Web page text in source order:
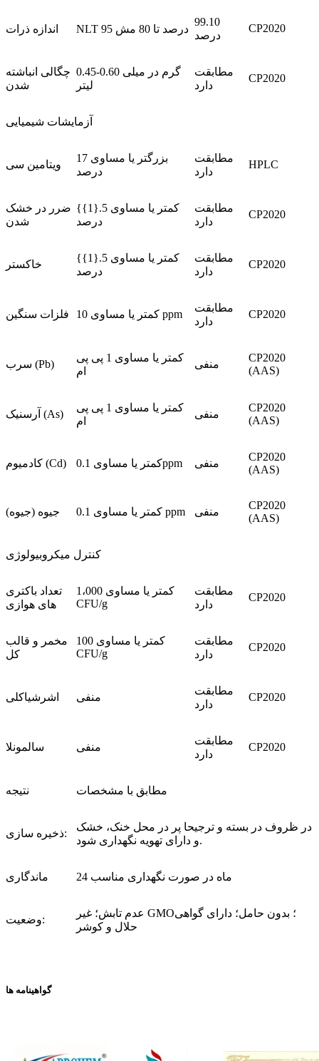
اندازه ذرات NLT 95 درصد تا 80 مش
99.10
درصد
CP2020
چگالی انباشته
شدن
0.45-0.60 گرم در میلی
لیتر
مطابقت
دارد
CP2020
آزمایشات شیمیایی
ویتامین سی
بزرگتر یا مساوی 17
درصد
مطابقت
دارد
HPLC
ضرر در خشک
شدن
کمتر یا مساوی 5.{1}}
درصد
مطابقت
دارد
CP2020
خاکستر
کمتر یا مساوی 5.{1}}
درصد
مطابقت
دارد
CP2020
فلزات سنگین کمتر یا مساوی 10 ppm
مطابقت
دارد
CP2020
سرب (Pb)
کمتر یا مساوی 1 پی پی
ام
منفی
CP2020
(AAS)
آرسنیک (As)
کمتر یا مساوی 1 پی پی
ام
منفی
CP2020
(AAS)
کادمیوم (Cd) کمتر یا مساوی 0.1ppm منفی
CP2020
(AAS)
جیوه (جیوه) کمتر یا مساوی 0.1 ppm منفی
CP2020
(AAS)
کنترل میکروبیولوژی
تعداد باکتری
های هوازی
کمتر یا مساوی 1،000
CFU/g
مطابقت
دارد
CP2020
مخمر و قالب
کل
کمتر یا مساوی 100
CFU/g
مطابقت
دارد
CP2020
اشرشیاکلی منفی
مطابقت
دارد
CP2020
سالمونلا منفی
مطابقت
دارد
CP2020
نتیجه مطابق با مشخصات
ذخیره سازی:
در ظروف در بسته و ترجیحا پر در محل خنک، خشک
و دارای تهویه نگهداری شود.
ماندگاری 24 ماه در صورت نگهداری مناسب
وضعیت:
عدم تابش؛ غیر GMO؛ بدون حامل؛ دارای گواهی
حلال و کوشر
گواهینامه ها